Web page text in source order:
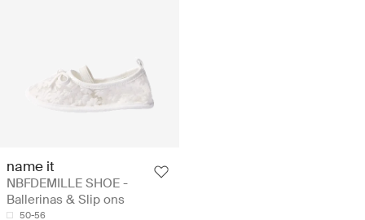
name it
NBFDEMILLE SHOE -
Ballerinas & Slip ons
50-56